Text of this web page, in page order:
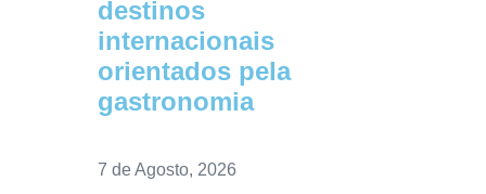
destinos
internacionais
orientados pela
gastronomia
7 de Agosto, 2026